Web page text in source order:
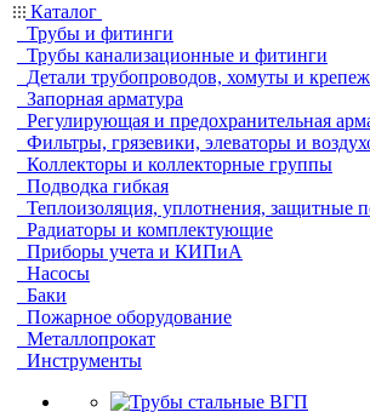
Каталог
Трубы и фитинги
Трубы канализационные и фитинги
Детали трубопроводов, хомуты и крепеж
Запорная арматура
Регулирующая и предохранительная
Фильтры, грязевики, элеваторы и
Коллекторы и коллекторные группы
Подводка гибкая
Теплоизоляция, уплотнения, защитные
Радиаторы и комплектующие
Приборы учета и КИПиА
Насосы
Баки
Пожарное оборудование
Металлопрокат
Инструменты